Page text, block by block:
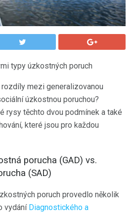
typy úzkostných poruch
mezi generalizovanou
úzkostnou poruchou?
rysy těchto dvou podmínek a také
které jsou pro každou
porucha (GAD) vs.
(SAD)
poruch provedlo několik
vydání Diagnostického a